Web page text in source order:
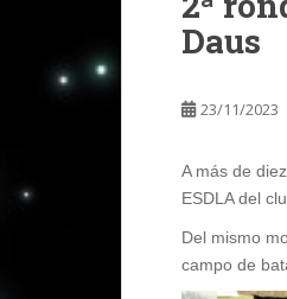
Daus
23/11/2023
A más de
ESDLA del
Del mismo
campo de